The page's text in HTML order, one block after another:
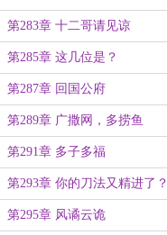
第283章 十二哥请见谅
第285章 这几位是？
第287章 回国公府
第289章 广撒网，多捞鱼
第291章 多子多福
第293章 你的刀法又精进了？
第295章 风谲云诡